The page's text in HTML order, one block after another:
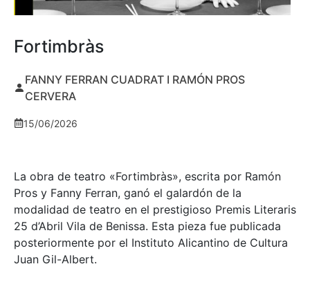
Fortimbràs
FANNY FERRAN CUADRAT I RAMÓN PROS
CERVERA
15/06/2026
La obra de teatro «Fortimbràs», escrita por Ramón
Pros y Fanny Ferran, ganó el galardón de la
modalidad de teatro en el prestigioso Premis Literaris
25 d’Abril Vila de Benissa. Esta pieza fue publicada
posteriormente por el Instituto Alicantino de Cultura
Juan Gil-Albert.